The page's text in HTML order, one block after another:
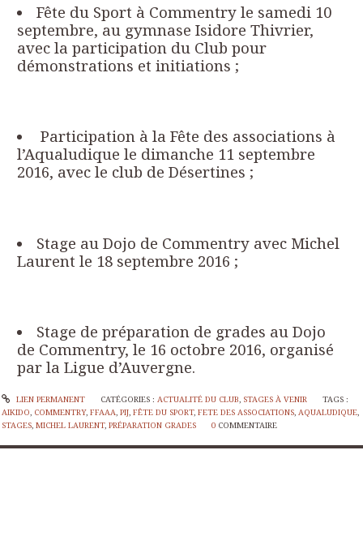
Fête du Sport à Commentry le samedi 10
septembre, au gymnase Isidore Thivrier,
avec la participation du Club pour
démonstrations et initiations ;
Participation à la Fête des associations à
l’Aqualudique le dimanche 11 septembre
2016, avec le club de Désertines ;
Stage au Dojo de Commentry avec Michel
Laurent le 18 septembre 2016 ;
Stage de préparation de grades au Dojo
de Commentry, le 16 octobre 2016, organisé
par la Ligue d’Auvergne.
LIEN PERMANENT CATÉGORIES : ACTUALITÉ DU CLUB, STAGES À VENIR
TAGS :
AIKIDO, COMMENTRY, FFAAA, PIJ, FÊTE DU SPORT, FETE DES ASSOCIATIONS, AQUALUDIQUE,
STAGES, MICHEL LAURENT, PRÉPARATION GRADES 0 COMMENTAIRE